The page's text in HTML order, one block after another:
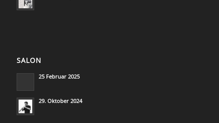
SALON
25 Februar 2025
29. Oktober 2024